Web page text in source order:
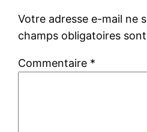
Votre adresse e-mail ne
champs obligatoires
Commentaire *